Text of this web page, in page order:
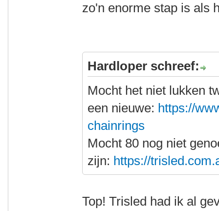
zo'n enorme stap is als
Hardloper schreef:
Mocht het niet lukken
een nieuwe: https://
chainrings
Mocht 80 nog niet
zijn: https://
Top! Trisled had ik al